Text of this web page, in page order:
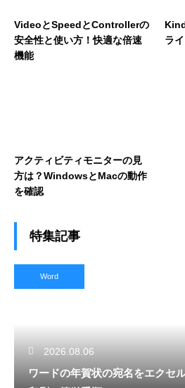
VideoとSpeedとControllerの
安全性と使い方！快適な倍速
機能
ラ
アクティビティモニターの見
方は？WindowsとMacの動作
を確認
特集記事
Word
2026.08.06
ワードの年賀状の宛名をエクセ